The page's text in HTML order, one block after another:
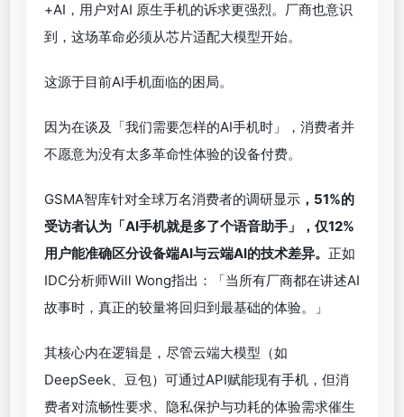
+AI，用户对AI 原生手机的诉求更强烈。厂商也意识
到，这场革命必须从芯片适配大模型开始。
这源于目前AI手机面临的困局。
因为在谈及「我们需要怎样的AI手机时」，消费者并
不愿意为没有太多革命性体验的设备付费。
GSMA智库针对全球万名消费者的调研显示，51%的
受访者认为「AI手机就是多了个语音助手」，仅12%
用户能准确区分设备端AI与云端AI的技术差异。 正如
IDC分析师Will Wong指出：「当所有厂商都在讲述AI
故事时，真正的较量将回归到最基础的体验。」
其核心内在逻辑是，尽管云端大模型（如
DeepSeek、豆包）可通过API赋能现有手机，但消
费者对流畅性要求、隐私保护与功耗的体验需求催生